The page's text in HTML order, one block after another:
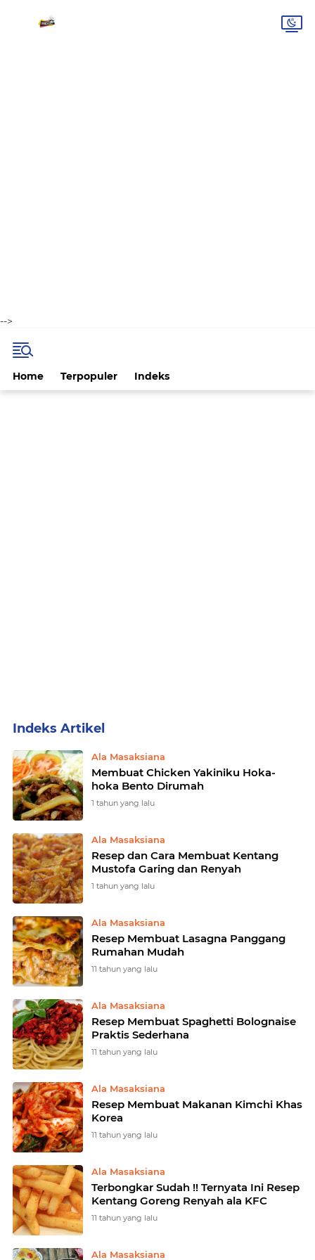
-->
Home Terpopuler Indeks
Ala Masaksiana
Membuat Chicken Yakiniku Hoka-
hoka Bento Dirumah
1 tahun yang lalu
Ala Masaksiana
Resep dan Cara Membuat Kentang
Mustofa Garing dan Renyah
1 tahun yang lalu
Ala Masaksiana
Resep Membuat Lasagna Panggang
Rumahan Mudah
11 tahun yang lalu
Ala Masaksiana
Resep Membuat Spaghetti Bolognaise
Praktis Sederhana
11 tahun yang lalu
Ala Masaksiana
Resep Membuat Makanan Kimchi Khas
Korea
11 tahun yang lalu
Ala Masaksiana
Terbongkar Sudah !! Ternyata Ini Resep
Kentang Goreng Renyah ala KFC
11 tahun yang lalu
Ala Masaksiana